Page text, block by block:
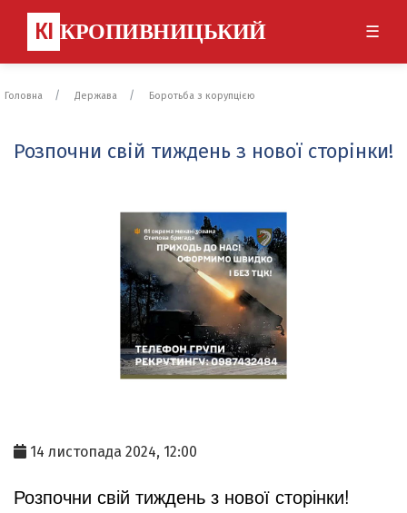
КІ КРОПИВНИЦЬКИЙ ☰
Головна Держава Боротьба з корупцією
Розпочни свій тиждень з нової сторінки!
14 листопада 2024, 12:00
Розпочни свій тиждень з нової сторінки!